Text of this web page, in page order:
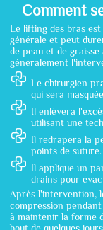
Comment
Le lifting des bras
générale et peut
de peau et de
généralement
Le chirurgien
qui sera
Il enlèvera
utilisant une
Il redrapera la
points de suture.
Il applique un
drains pour
Après l'intervention,
compression
à maintenir la forme